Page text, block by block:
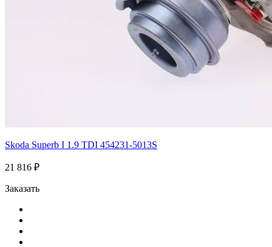
Skoda Superb I 1.9 TDI 454231-5013S
21 816 ₽
Заказать